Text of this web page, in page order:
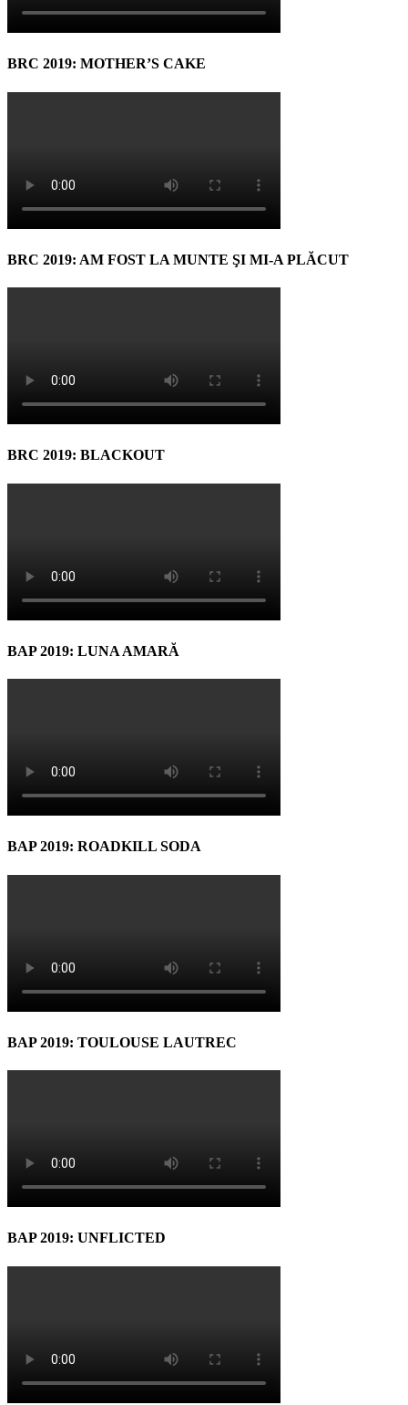
BRC 2019: MOTHER’S CAKE
BRC 2019: AM FOST LA MUNTE ŞI MI-A PLĂCUT
BRC 2019: BLACKOUT
BAP 2019: LUNA AMARĂ
BAP 2019: ROADKILL SODA
BAP 2019: TOULOUSE LAUTREC
BAP 2019: UNFLICTED